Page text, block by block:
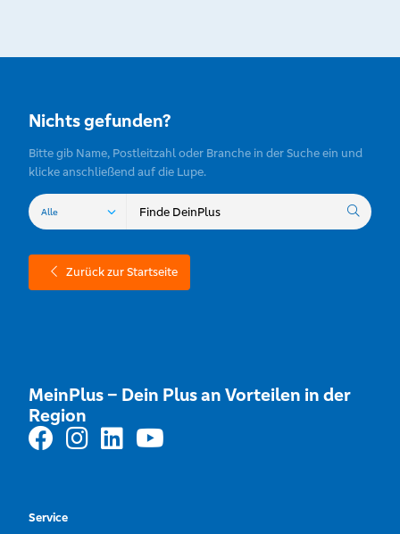
Nichts gefunden?
Bitte gib Name, Postleitzahl oder Branche in der Suche ein und
klicke anschließend auf die Lupe.
Zurück zur Startseite
MeinPlus – Dein Plus an Vorteilen in der
Region
Service